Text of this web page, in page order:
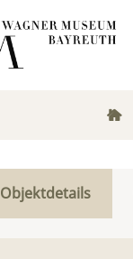
Objektdetails